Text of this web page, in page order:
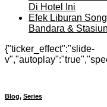
Di Hotel Ini
Efek Liburan
Bandara & Stasiun
{"ticker_effect":"slide-
Blog, Series